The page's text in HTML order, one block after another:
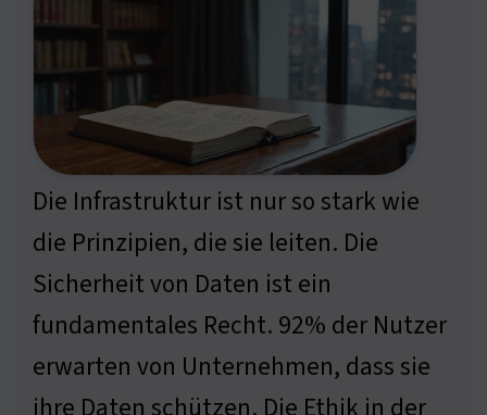
Die Infrastruktur ist nur so stark wie
die Prinzipien, die sie leiten. Die
Sicherheit von Daten ist ein
fundamentales Recht. 92% der Nutzer
erwarten von Unternehmen, dass sie